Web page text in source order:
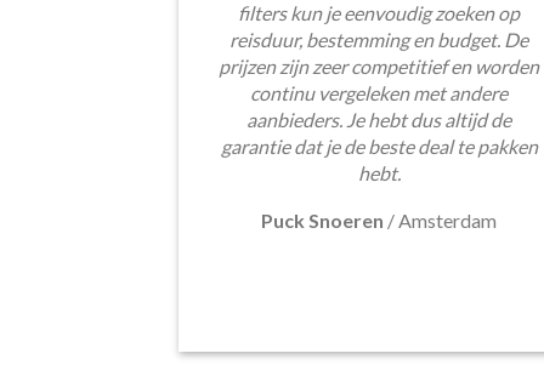
filters kun je eenvoudig zoeken op
reisduur, bestemming en budget. De
prijzen zijn zeer competitief en worden
continu vergeleken met andere
aanbieders. Je hebt dus altijd de
garantie dat je de beste deal te pakken
hebt.
Puck Snoeren /Amsterdam